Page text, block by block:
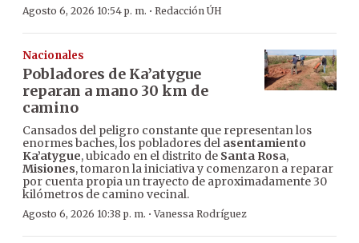
Agosto 6, 2026 10:54 p. m. · Redacción ÚH
Nacionales
Pobladores de Ka’atygue
reparan a mano 30 km de
camino
Cansados del peligro constante que representan los
enormes baches, los pobladores del asentamiento
Ka’atygue, ubicado en el distrito de Santa Rosa,
Misiones, tomaron la iniciativa y comenzaron a reparar
por cuenta propia un trayecto de aproximadamente 30
kilómetros de camino vecinal.
Agosto 6, 2026 10:38 p. m. ·Vanessa Rodríguez